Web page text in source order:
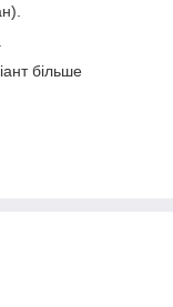
більше